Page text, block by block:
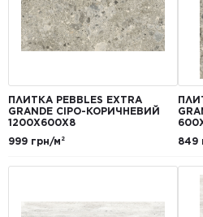
ПЛИТКА PEBBLES EXTRA
GRANDE СІРО-КОРИЧНЕВИЙ
1200Х600Х8
999 грн/м²
849